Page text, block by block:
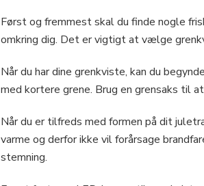
Først og fremmest skal du finde nogle
omkring dig. Det er vigtigt at vælge
Når du har dine grenkviste, kan du
med kortere grene. Brug en grensaks til
Når du er tilfreds med formen på dit
varme og derfor ikke vil forårsage
stemning.